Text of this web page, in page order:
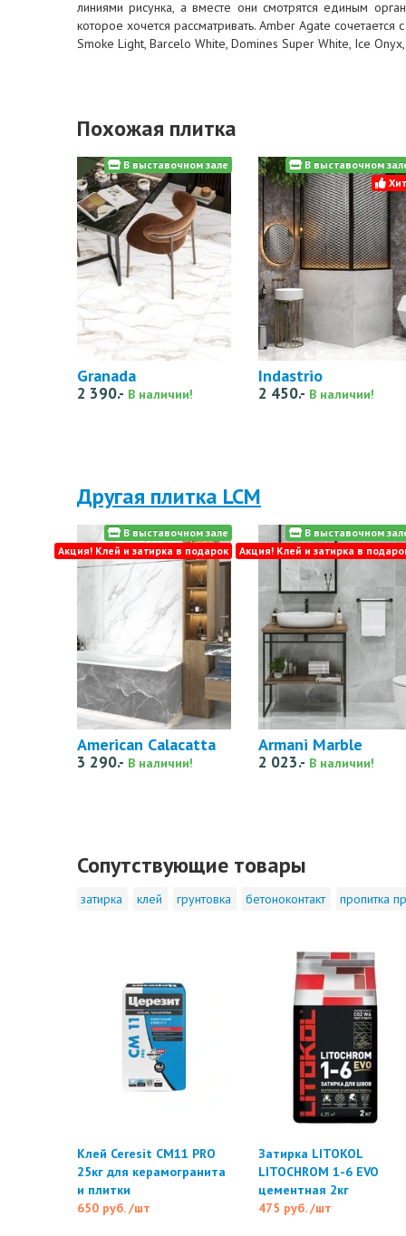
линиями рисунка, а вместе они смотрятся единым
которое хочется рассматривать. Amber Agate сочетается
Smoke Light, Barcelo White, Domines Super White, Ice
Похожая плитка
Granada
2 390.- В наличии!
В выставочном зале
Indastrio
2 450.- В наличии!
В выставочном
Другая плитка LCM
American Calacatta
3 290.- В наличии!
В выставочном зале
Акция! Клей и затирка в подарок
Armani Marble
2 023.- В наличии!
В выставочном
Акция! Клей и затирка в
Сопутствующие товары
затирка клей грунтовка бетоноконтакт пропитка
Клей Ceresit CM11 PRO
25кг для керамогранита
и плитки
650 руб./шт
Затирка LITOKOL
LITOCHROM 1-6 EVO
цементная 2кг
475 руб./шт